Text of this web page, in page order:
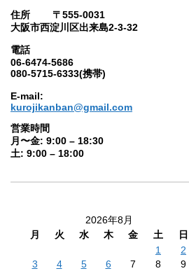
住所 〒555-0031
大阪市西淀川区出来島2-3-32
電話
06-6474-5686
080-5715-6333(携帯)
E-mail:
kurojikanban@gmail.com
営業時間
月〜金: 9:00 – 18:30
土: 9:00 – 18:00
2026年8月
月
火 水 木 金 土
日
1
2
3
4 5 6 7 8
9